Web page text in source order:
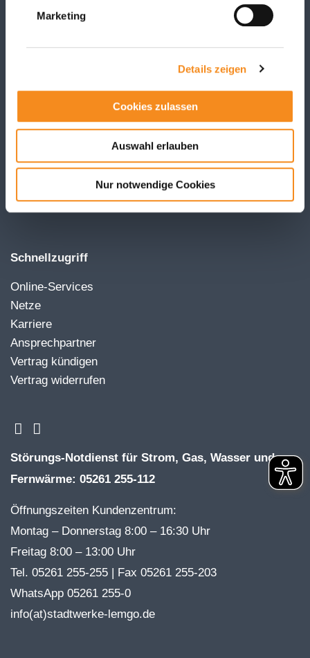
Marketing
Details zeigen
Cookies zulassen
Auswahl erlauben
Nur notwendige Cookies
Schnellzugriff
Online-Services
Netze
Karriere
Ansprechpartner
Vertrag kündigen
Vertrag widerrufen
Störungs-Notdienst für Strom, Gas, Wasser und
Fernwärme: 05261 255-112
Öffnungszeiten Kundenzentrum:
Montag – Donnerstag 8:00 – 16:30 Uhr
Freitag 8:00 – 13:00 Uhr
Tel. 05261 255-255 | Fax 05261 255-203
WhatsApp 05261 255-0
info(at)stadtwerke-lemgo.de